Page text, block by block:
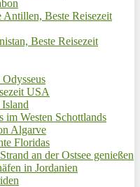
Beste Reisezeit
Beste Reisezeit
USA
im Westen Schottlands
Algarve
Floridas
an der Ostsee genießen
in Jordanien